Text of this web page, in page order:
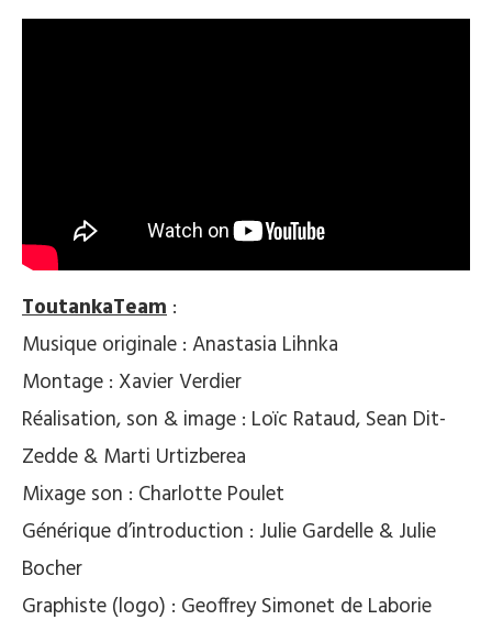
ToutankaTeam :
Musique originale : Anastasia Lihnka
Montage : Xavier Verdier
Réalisation, son & image : Loïc Rataud, Sean Dit-
Zedde & Marti Urtizberea
Mixage son : Charlotte Poulet
Générique d’introduction : Julie Gardelle & Julie
Bocher
Graphiste (logo) : Geoffrey Simonet de Laborie